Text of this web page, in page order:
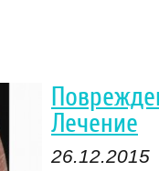
Лечение
26.12.2015